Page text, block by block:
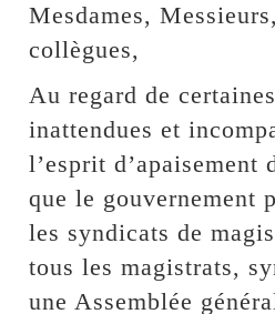
Mesdames,
collègues,
Au regard de
inattendues et
l’esprit
que le gouvernement
les syndicats de
tous les magistrats,
une Assemblée